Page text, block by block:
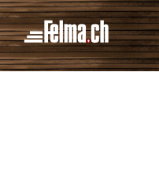
Cookie-Einstellungen